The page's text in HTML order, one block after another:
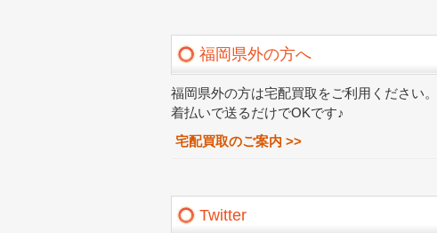
福岡県外の方へ
福岡県外の方は宅配買取をご利用ください。
着払いで送るだけでOKです♪
宅配買取のご案内 >>
Twitter